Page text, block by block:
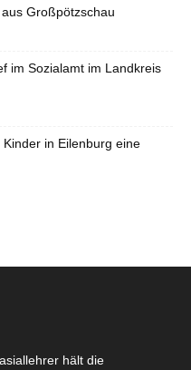
Großpötzschau
im Sozialamt im Landkreis
in Eilenburg eine
hält die